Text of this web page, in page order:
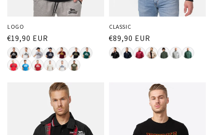
LOGO
Normaler
Preis
€19,90 EUR
CLASSIC
Normaler
Preis
€89,90 EUR